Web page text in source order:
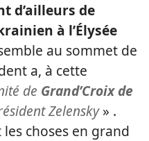
d’ailleurs de
à l’Élysée
au sommet de
a, à cette
de Grand’Croix de
Zelensky» .
choses en grand